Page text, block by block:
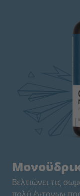
Βελτιώνει τις